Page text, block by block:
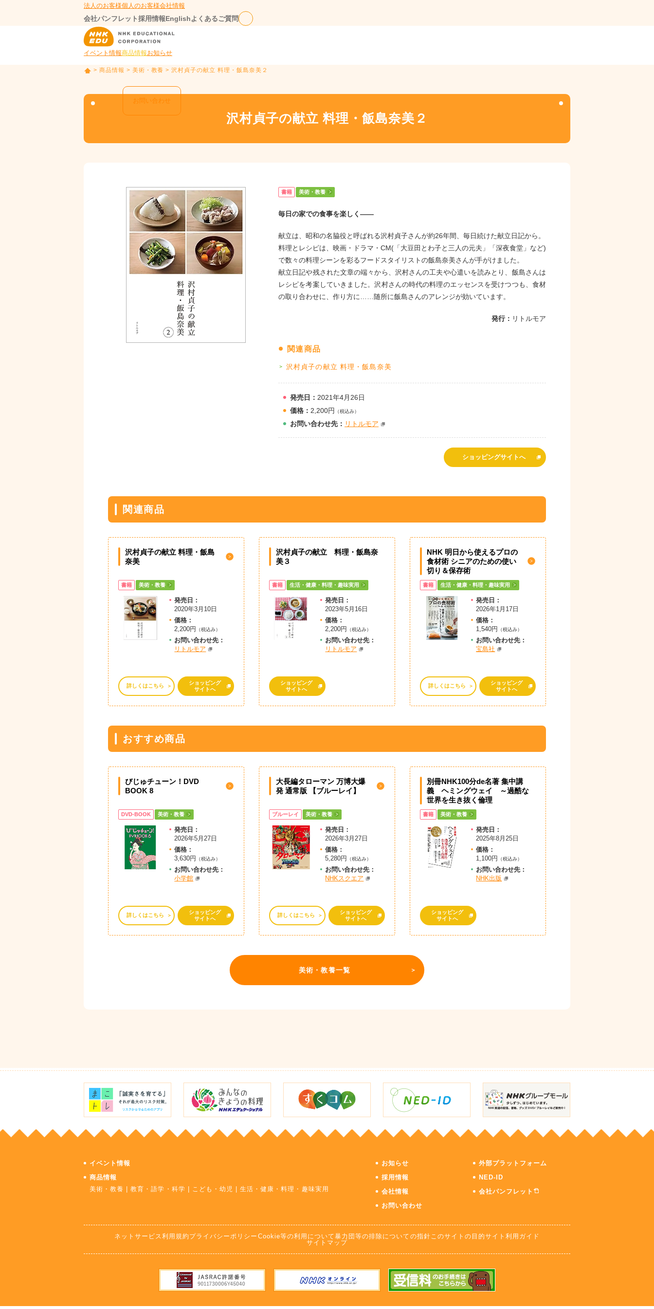
法人のお客様個人のお客様会社情報
会社パンフレット採用情報Englishよくあるご質問
イベント情報商品情報お知らせ
お問い合わせ
P
> 商品情報 > 美術・教養 > 沢村貞子の献立 料理・飯島奈美２
沢村貞子の献立 料理・飯島奈美２
書籍 美術・教養
毎日の家での食事を楽しく――
献立は、昭和の名脇役と呼ばれる沢村貞子さんが約26年間、毎日続けた献立日記から。
料理とレシピは、映画・ドラマ・CM(「大豆田とわ子と三人の元夫」「深夜食堂」など)
で数々の料理シーンを彩るフードスタイリストの飯島奈美さんが手がけました。
献立日記や残された文章の端々から、沢村さんの工夫や心遣いを読みとり、飯島さんは
レシピを考案していきました。沢村さんの時代の料理のエッセンスを受けつつも、食材
の取り合わせに、作り方に……随所に飯島さんのアレンジが効いています。
発行： リトルモア
関連商品
沢村貞子の献立 料理・飯島奈美
発売日： 2021年4月26日
価格： 2,200円 （税込み）
お問い合わせ先： リトルモア
ショッピングサイトへ
関連商品
沢村貞子の献立 料理・飯島
奈美
書籍 美術・教養
発売日：
2020年3月10日
価格：
2,200円
（税込み）
お問い合わせ先：
リトルモア
詳しくはこちら
ショッピング
サイトへ
沢村貞子の献立 料理・飯島奈
美３
書籍 生活・健康・料理・趣味実用
発売日：
2023年5月16日
価格：
2,200円
（税込み）
お問い合わせ先：
リトルモア
ショッピング
サイトへ
NHK 明日から使えるプロの
食材術 シニアのための使い
切り＆保存術
書籍 生活・健康・料理・趣味実用
発売日：
2026年1月17日
価格：
1,540円
（税込み）
お問い合わせ先：
宝島社
詳しくはこちら
ショッピング
サイトへ
おすすめ商品
びじゅチューン！DVD
BOOK 8
DVD-BOOK 美術・教養
発売日：
2026年5月27日
価格：
3,630円
（税込み）
お問い合わせ先：
小学館
詳しくはこちら
ショッピング
サイトへ
大長編タローマン 万博大爆
発 通常版 【ブルーレイ】
ブルーレイ 美術・教養
発売日：
2026年3月27日
価格：
5,280円
（税込み）
お問い合わせ先：
NHKスクエア
詳しくはこちら
ショッピング
サイトへ
別冊NHK100分de名著 集中講
義 ヘミングウェイ ～過酷な
世界を生き抜く倫理
書籍 美術・教養
発売日：
2025年8月25日
価格：
1,100円
（税込み）
お問い合わせ先：
NHK出版
ショッピング
サイトへ
美術・教養一覧
イベント情報
商品情報
美術・教養
|教育・語学・科学 こども・幼児 |生活・健康・料理・趣味実用
お知らせ
採用情報
会社情報
お問い合わせ
外部プラットフォーム
NED-ID
会社パンフレット
ネットサービス利用規約 プライバシーポリシー Cookie等の利用について暴力団等の排除についての指針このサイトの目的サイト利用ガイド
サイトマップ